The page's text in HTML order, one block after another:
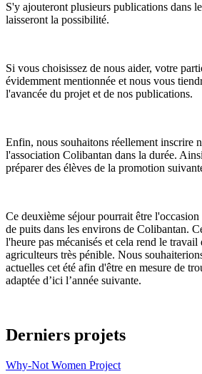
S'y ajouteront plusieurs publications dans
laisseront la possibilité.
Si vous choisissez de nous aider, votre
évidemment mentionnée et nous vous
l'avancée du projet et de nos publications.
Enfin, nous souhaitons réellement inscrire
l'association Colibantan dans la durée.
préparer des élèves de la promotion
Ce deuxième séjour pourrait être
de puits dans les environs de Colibantan.
l'heure pas mécanisés et cela rend le travail
agriculteurs très pénible. Nous
actuelles cet été afin d'être en mesure de
adaptée d’ici l’année suivante.
Derniers projets
Why-Not Women Project